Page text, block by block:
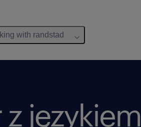
with randstad
językiem